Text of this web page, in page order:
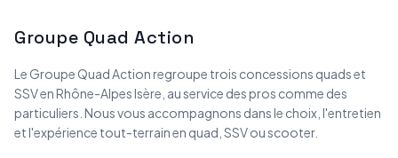
Groupe Quad Action
Le Groupe Quad Action regroupe trois concessions quads et
SSV en Rhône-Alpes Isère, au service des pros comme des
particuliers. Nous vous accompagnons dans le choix, l'entretien
et l'expérience tout-terrain en quad, SSV ou scooter.